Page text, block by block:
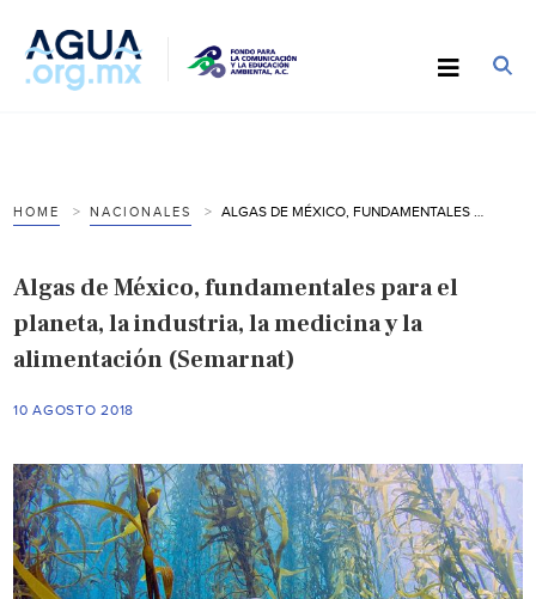
HOME NACIONALES
Algas de México, fundamentales para el
planeta, la industria, la medicina y la
alimentación (Semarnat)
10 AGOSTO 2018